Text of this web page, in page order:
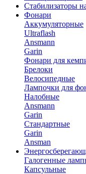
Стабилизаторы
Фонари
Аккумуляторные
Ultraflash
Ansmann
Garin
Фонари для
Брелоки
Велосипедные
Лампочки для
Налобные
Ansmann
Garin
Стандартные
Garin
Ansman
Галогенные
Капсульные